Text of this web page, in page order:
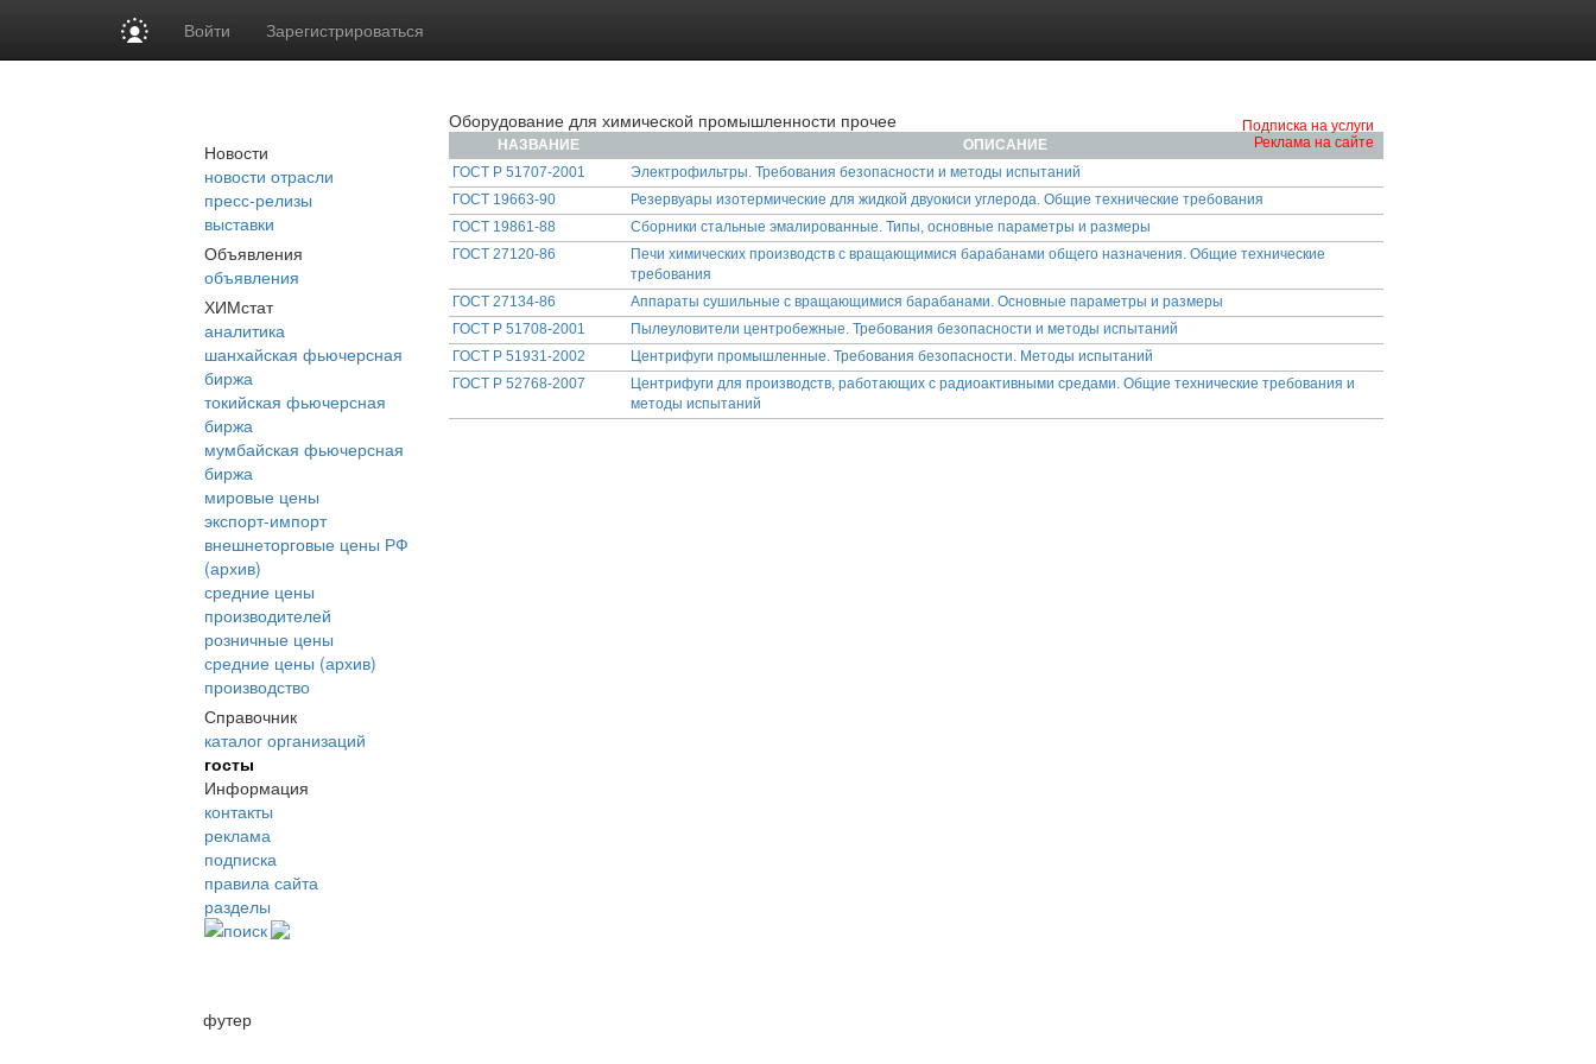
Войти Зарегистрироваться
Новости
новости отрасли
пресс-релизы
выставки
Объявления
объявления
ХИМстат
аналитика
шанхайская фьючерсная
биржа
токийская фьючерсная
биржа
мумбайская фьючерсная
биржа
мировые цены
экспорт-импорт
внешнеторговые цены РФ
(архив)
средние цены
производителей
розничные цены
средние цены (архив)
производство
Справочник
каталог организаций
госты
Информация
контакты
реклама
подписка
правила сайта
разделы
поиск
Подписка на услуги
Реклама на сайте
Оборудование для химической промышленности прочее
НАЗВАНИЕ
ОПИСАНИЕ
ГОСТ Р 51707-2001
Электрофильтры. Требования безопасности и методы испытаний
ГОСТ 19663-90
Резервуары изотермические для жидкой двуокиси углерода. Общие технические требования
ГОСТ 19861-88
Сборники стальные эмалированные. Типы, основные параметры и размеры
ГОСТ 27120-86
Печи химических производств с вращающимися барабанами общего назначения. Общие технические
требования
ГОСТ 27134-86
Аппараты сушильные с вращающимися барабанами. Основные параметры и размеры
ГОСТ Р 51708-2001
Пылеуловители центробежные. Требования безопасности и методы испытаний
ГОСТ Р 51931-2002
Центрифуги промышленные. Требования безопасности. Методы испытаний
ГОСТ Р 52768-2007
Центрифуги для производств, работающих с радиоактивными средами. Общие технические требования и
методы испытаний
футер